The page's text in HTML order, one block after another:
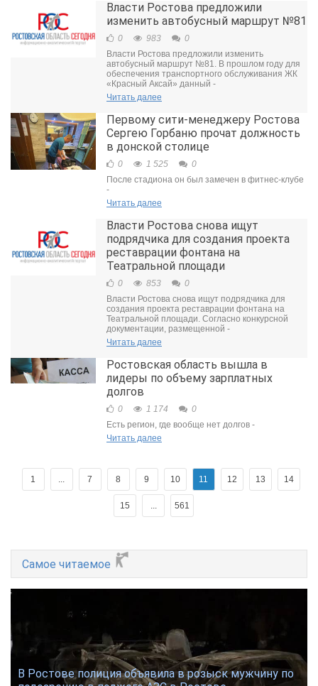
Власти Ростова предложили
изменить автобусный маршрут №81
0 983
0
Власти Ростова предложили изменить
автобусный маршрут №81. В прошлом году для
обеспечения транспортного обслуживания ЖК
«Красный Аксай» данный -
Читать далее
Первому сити-менеджеру Ростова
Сергею Горбаню прочат должность
в донской столице
0 1 525
0
После стадиона он был замечен в фитнес-клубе
-
Читать далее
Власти Ростова снова ищут
подрядчика для создания проекта
реставрации фонтана на
Театральной площади
0 853
0
Власти Ростова снова ищут подрядчика для
создания проекта реставрации фонтана на
Театральной площади. Согласно конкурсной
документации, размещенной -
Читать далее
Ростовская область вышла в
лидеры по объему зарплатных
долгов
0 1 174
0
Есть регион, где вообще нет долгов -
Читать далее
1 ... 7 8 9 10 11 12 13 14
15 ... 561
Самое читаемое
В Ростове полиция объявила в розыск мужчину по